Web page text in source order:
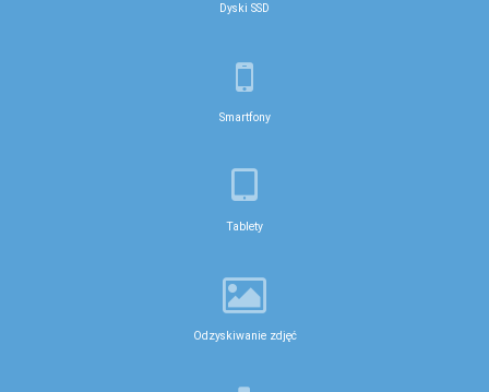
Dyski SSD
Smartfony
Tablety
Odzyskiwanie zdjęć